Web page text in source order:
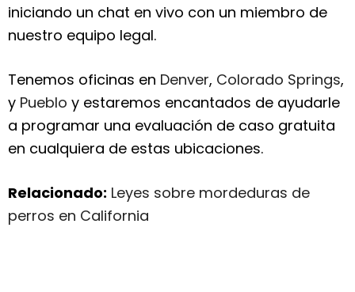
iniciando un chat en vivo con un miembro de
nuestro equipo legal.
Tenemos oficinas en Denver, Colorado Springs,
y Pueblo y estaremos encantados de ayudarle
a programar una evaluación de caso gratuita
en cualquiera de estas ubicaciones.
Relacionado: Leyes sobre mordeduras de
perros en California